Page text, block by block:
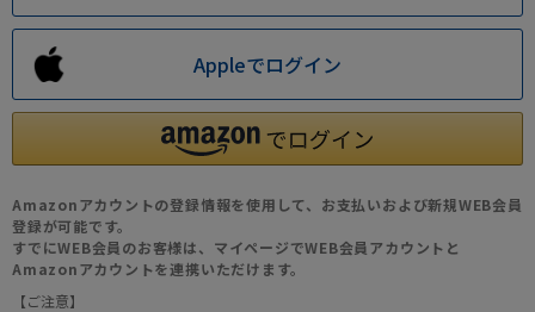
Appleでログイン
Amazonアカウントの登録情報を使用して、お支払いおよび新規WEB会員
登録が可能です。
すでにWEB会員のお客様は、マイページでWEB会員アカウントと
Amazonアカウントを連携いただけます。
【ご注意】